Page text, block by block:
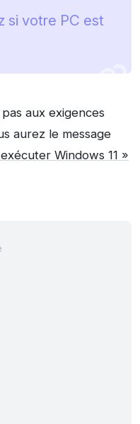
si votre PC est
aux exigences
aurez le message
Windows 11 »